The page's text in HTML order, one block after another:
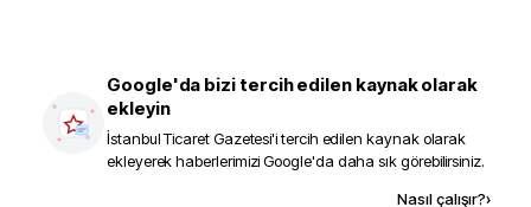
Google'da bizi tercih edilen kaynak olarak
ekleyin
İstanbul Ticaret Gazetesi'i tercih edilen kaynak olarak
ekleyerek haberlerimizi Google'da daha sık görebilirsiniz.
Nasıl çalışır?›